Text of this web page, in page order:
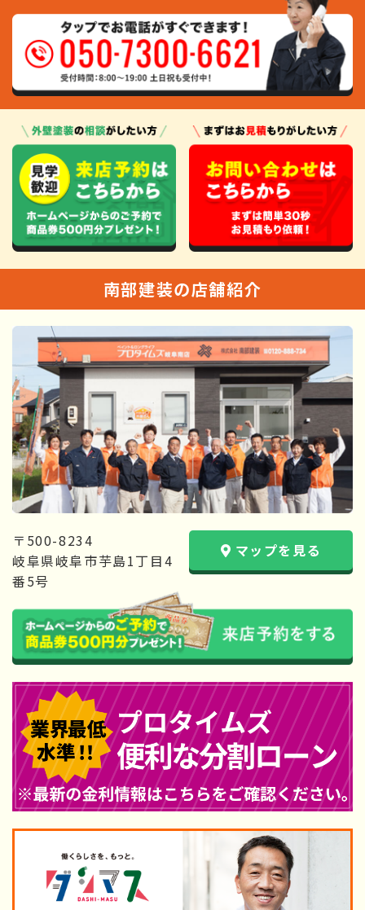
南部建装の店舗紹介
〒500-8234
岐阜県岐阜市芋島1丁目4
番5号
マップを見る